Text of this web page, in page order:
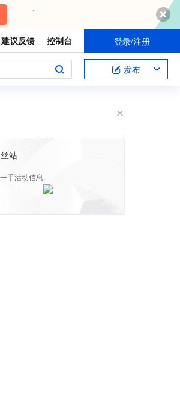
建议反馈 控制台 登录/注册
发布
站
手活动信息